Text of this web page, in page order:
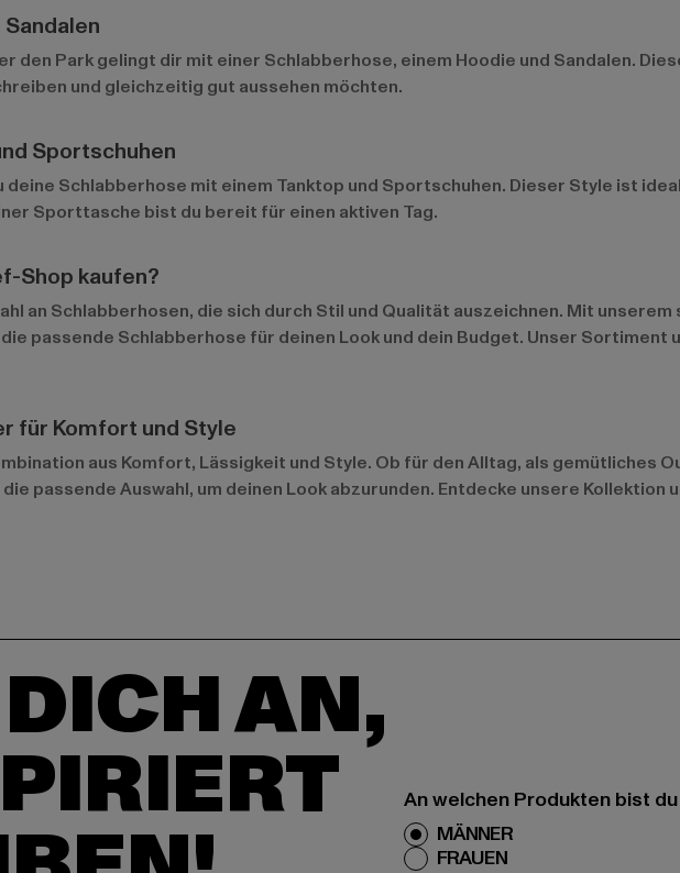
den Park gelingt dir mit einer Schlabberhose, einem Hoodie und Sandalen.
und gleichzeitig gut aussehen möchten.
Sportschuhen
deine Schlabberhose mit einem Tanktop und Sportschuhen. Dieser Style ist
Sporttasche bist du bereit für einen aktiven Tag.
Shop kaufen?
an Schlabberhosen, die sich durch Stil und Qualität auszeichnen. Mit
passende Schlabberhose für deinen Look und dein Budget. Unser Sortiment
für Komfort und Style
aus Komfort, Lässigkeit und Style. Ob für den Alltag, als gemütliches
passende Auswahl, um deinen Look abzurunden. Entdecke unsere
AN,
An welchen Produkten bist
MÄNNER
FRAUEN